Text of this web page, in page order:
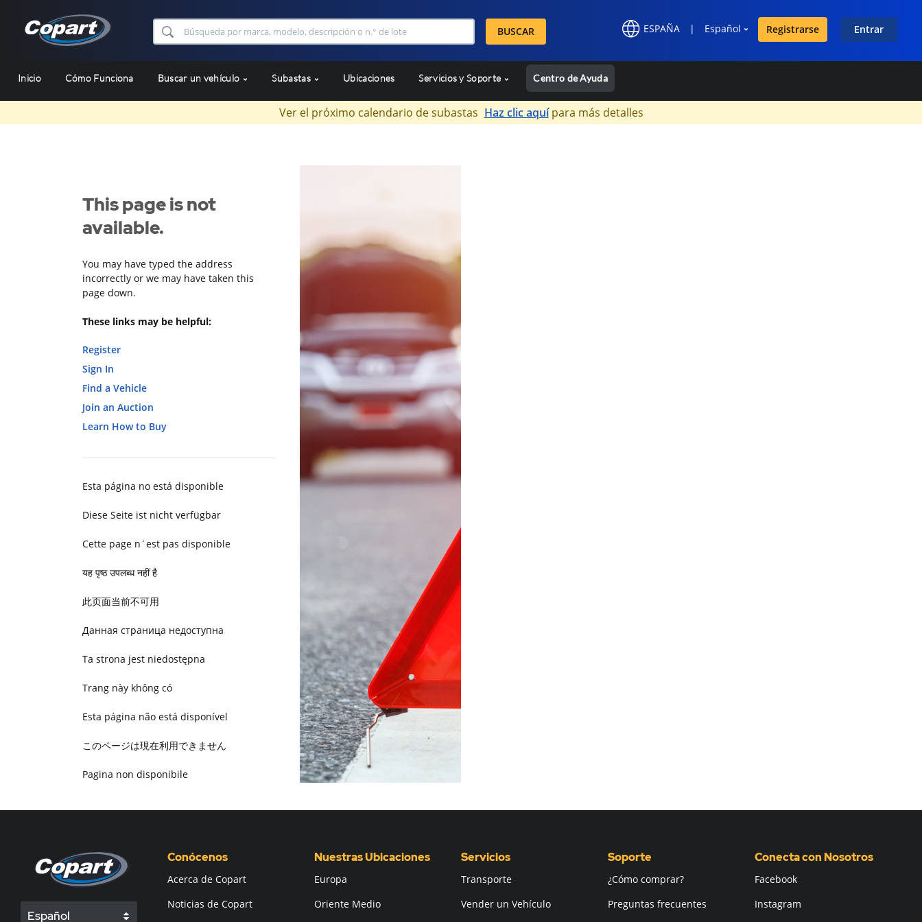
BUSCAR ESPAÑA | Español Registrarse Entrar
Inicio Cómo Funciona Buscar un vehículo Subastas Ubicaciones Servicios y Soporte Centro de Ayuda
Ver el próximo calendario de subastas Haz clic aquípara más detalles
This page is not
available.
You may have typed the address
incorrectly or we may have taken this
page down.
These links may be helpful:
Register
Sign In
Find a Vehicle
Join an Auction
Learn How to Buy
Esta página no está disponible
Diese Seite ist nicht verfügbar
Cette page n´est pas disponible
यह पृष्ठ उपलब्ध नहीं है
此页面当前不可用
Данная страница недоступна
Ta strona jest niedostępna
Trang này không có
Esta página não está disponível
このページは現在利用できません
Pagina non disponibile
Español
Conócenos
Acerca de Copart
Noticias de Copart
Nuestras Ubicaciones
Europa
Oriente Medio
Servicios
Transporte
Vender un Vehículo
Soporte
¿Cómo comprar?
Preguntas frecuentes
Conecta con Nosotros
Facebook
Instagram